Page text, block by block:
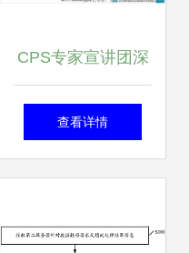
CPS专家宣讲团深
入解读《信息物理
(2017)》 聚焦数据
查看详情